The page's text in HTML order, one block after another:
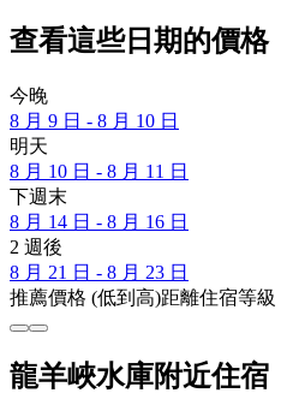
查看這些日期的價格
今晚
8 月 9 日 - 8 月 10 日
明天
8 月 10 日 - 8 月 11 日
下週末
8 月 14 日 - 8 月 16 日
2 週後
8 月 21 日 - 8 月 23 日
推薦價格 (低到高)距離住宿等級
龍羊峽水庫附近住宿